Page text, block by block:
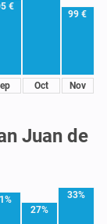
€
Oct
99 €
Nov
Juan de
27%
33%